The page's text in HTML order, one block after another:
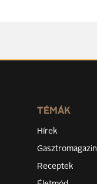
TÉMÁK
Hírek
Gasztromagazin
Receptek